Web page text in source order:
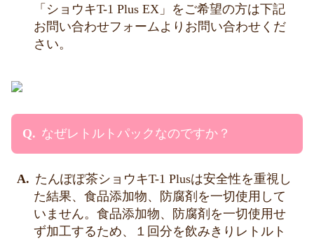
「ショウキT-1 Plus EX」をご希望の方は下記
お問い合わせフォームよりお問い合わせくだ
さい。
なぜレトルトパックなのですか？
たんぽぽ茶ショウキT-1 Plusは安全性を重視し
た結果、食品添加物、防腐剤を一切使用して
いません。食品添加物、防腐剤を一切使用せ
ず加工するため、１回分を飲みきりレトルト